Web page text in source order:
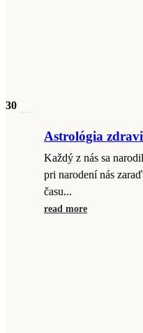
30
Astrológia
Každý z nás sa
pri narodení nás
času...
read more